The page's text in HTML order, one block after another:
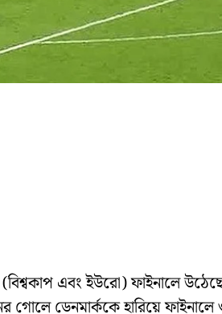
এবং ইউরো) ফাইনালে
গোলে ডেনমার্ককে হারিয়ে